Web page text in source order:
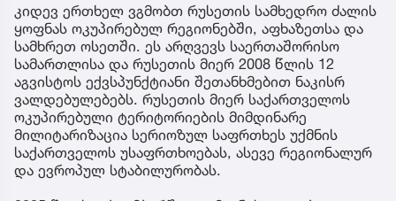
კიდევ ერთხელ ვგმობთ რუსეთის სამხედრო ძალის
ყოფნას ოკუპირებულ რეგიონებში, აფხაზეთსა და
სამხრეთ ოსეთში. ეს არღვევს საერთაშორისო
სამართლისა და რუსეთის მიერ 2008 წლის 12
აგვისტოს ექვსპუნქტიანი შეთანხმებით ნაკისრ
ვალდებულებებს. რუსეთის მიერ საქართველოს
ოკუპირებული ტერიტორიების მიმდინარე
მილიტარიზაცია სერიოზულ საფრთხეს უქმნის
საქართველოს უსაფრთხოებას, ასევე რეგიონალურ
და ევროპულ სტაბილურობას.